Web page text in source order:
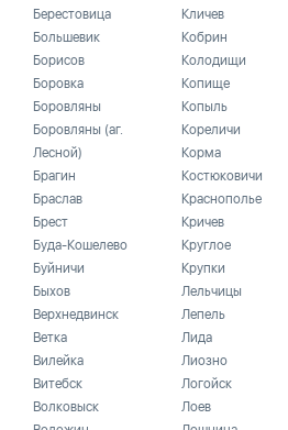
Берестовица
Большевик
Борисов
Боровка
Боровляны
Боровляны (аг.
Лесной)
Брагин
Браслав
Брест
Буда-Кошелево
Буйничи
Быхов
Верхнедвинск
Ветка
Вилейка
Витебск
Волковыск
Кличев
Кобрин
Колодищи
Копище
Копыль
Кореличи
Корма
Костюковичи
Краснополье
Кричев
Круглое
Крупки
Лельчицы
Лепель
Лида
Лиозно
Логойск
Лоев